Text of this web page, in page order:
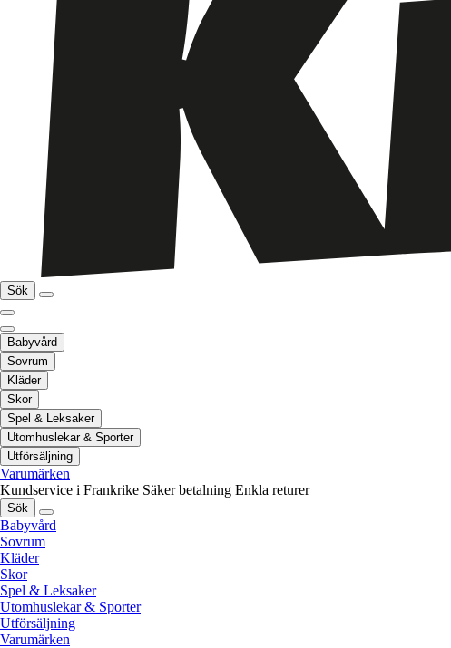
Sök
Babyvård
Sovrum
Kläder
Skor
Spel & Leksaker
Utomhuslekar & Sporter
Utförsäljning
Varumärken
Kundservice i Frankrike Säker betalning Enkla returer
Sök
Babyvård
Sovrum
Kläder
Skor
Spel & Leksaker
Utomhuslekar & Sporter
Utförsäljning
Varumärken